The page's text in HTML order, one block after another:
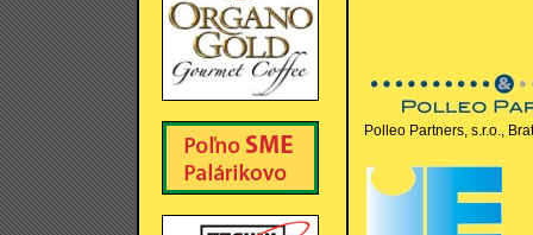
Polleo Partners, s.r.o.,